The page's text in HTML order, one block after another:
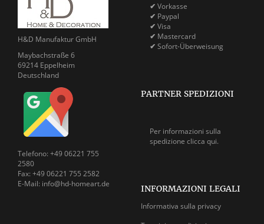
H&D Manufaktur GmbH
Maybachstraße 6
69214 Eppelheim
Deutschland
Telefono: +49 06221 755
2580
Fax: +49 06221 755 2582
E-Mail: info@hd-homeart.de
✔ Vorkasse
✔ Paypal
✔ Visa
✔ Mastercard
✔ Sofort-Überweisung
PARTNER SPEDIZIONI
Per informazioni sulla
spedizione clicca qui.
INFORMAZIONI LEGALI
Informativa sulla privacy